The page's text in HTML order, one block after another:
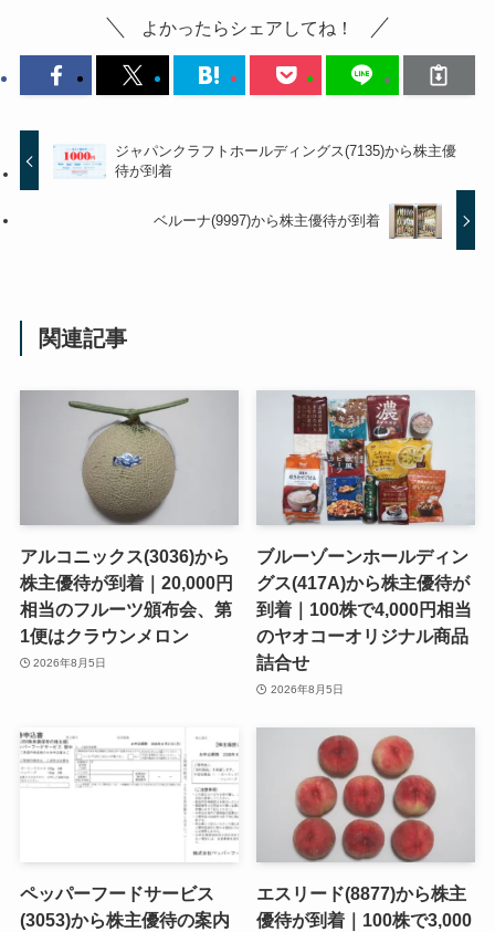
よかったらシェアしてね！
ジャパンクラフトホールディングス(7135)から株主優
待が到着
ベルーナ(9997)から株主優待が到着
関連記事
アルコニックス(3036)から
株主優待が到着｜20,000円
相当のフルーツ頒布会、第
1便はクラウンメロン
2026年8月5日
ブルーゾーンホールディン
グス(417A)から株主優待が
到着｜100株で4,000円相当
のヤオコーオリジナル商品
詰合せ
2026年8月5日
ペッパーフードサービス
(3053)から株主優待の案内
エスリード(8877)から株主
優待が到着｜100株で3,000